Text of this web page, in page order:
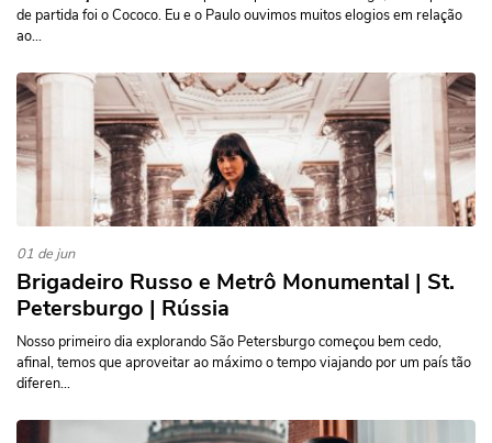
de partida foi o Cococo. Eu e o Paulo ouvimos muitos elogios em relação
ao...
01 de jun
Brigadeiro Russo e Metrô Monumental | St.
Petersburgo | Rússia
Nosso primeiro dia explorando São Petersburgo começou bem cedo,
afinal, temos que aproveitar ao máximo o tempo viajando por um país tão
diferen...